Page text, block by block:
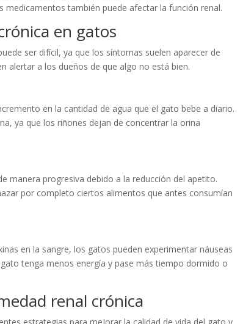
también puede afectar la función renal.
en gatos
ser difícil, ya que los síntomas suelen aparecer de
alertar a los dueños de que algo no está bien.
en la cantidad de agua que el gato bebe a diario.
ya que los riñones dejan de concentrar la orina
manera progresiva debido a la reducción del apetito.
por completo ciertos alimentos que antes consumían
en la sangre, los gatos pueden experimentar náuseas
tenga menos energía y pase más tiempo dormido o
renal crónica